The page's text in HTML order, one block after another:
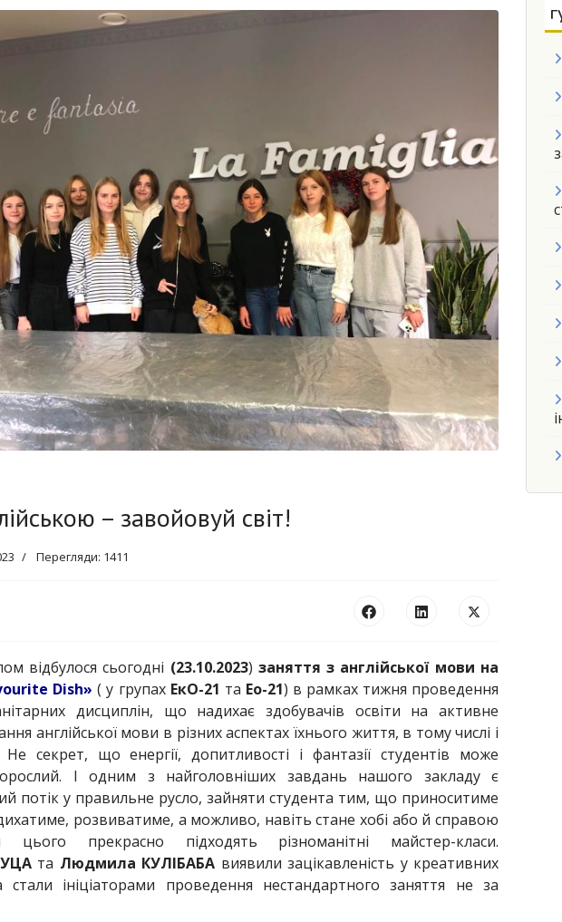
– завойовуй світ!
Перегляди: 1411
відбулося сьогодні (23.10.2023) заняття з англійської мови на
Dish» ( у групахЕкО-21 та Ео-21) в рамках тижня проведення
дисциплін, що надихає здобувачів освіти на активне
англійської мови в різних аспектах їхнього життя, в тому числі і
секрет, що енергії, допитливості і фантазії студентів може
І одним з найголовніших завдань нашого закладу є
потік у правильне русло, зайняти студента тим, що приноситиме
розвиватиме, а можливо, навіть стане хобі або й справою
прекрасно підходять різноманітні майстер-класи.
та Людмила КУЛІБАБА виявили зацікавленість у креативних
ініціаторами проведення нестандартного заняття не за